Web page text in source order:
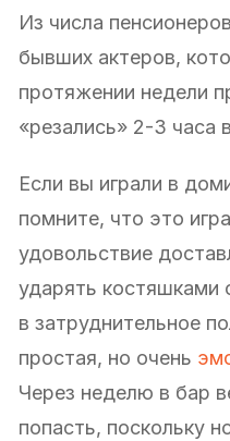
Из числа
бывших актеров,
протяжении недели
«резались» 2-3 часа
Если вы играли в
помните, что это
удовольствие
ударять костяшками
в затруднительное
простая, но очень
Через неделю в бар
попасть, поскольку